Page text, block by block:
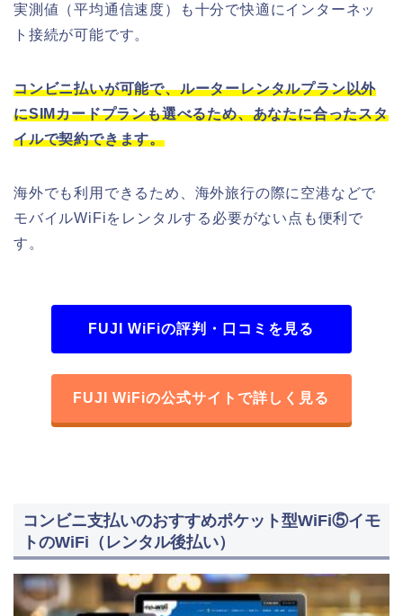
実測値（平均通信速度）も十分で快適にインターネッ
ト接続が可能です。
コンビニ払いが可能で、ルーターレンタルプラン以外
にSIMカードプランも選べるため、あなたに合ったスタ
イルで契約できます。
海外でも利用できるため、海外旅行の際に空港などで
モバイルWiFiをレンタルする必要がない点も便利で
す。
FUJI WiFiの評判・口コミを見る
FUJI WiFiの公式サイトで詳しく見る
コンビニ支払いのおすすめポケット型WiFi⑤イモ
トのWiFi（レンタル後払い）